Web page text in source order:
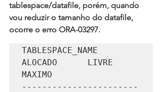
tablespace/datafile, porém, quando
vou reduzir o tamanho do datafile,
ocorre o erro ORA-03297.
TABLESPACE_NAME
ALOCADO      LIVRE
MAXIMO
-----------------------